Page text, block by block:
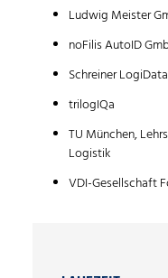
Ludwig Meister
noFilis AutoID
Schreiner
trilogIQa
TU München,
Logistik
VDI-Gesellschaft